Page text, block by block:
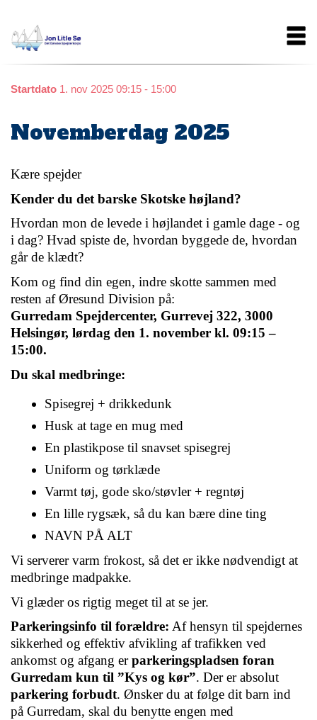
hovedindhold
navigation
Startdato 1. nov 2025 09:15 - 15:00
Novemberdag 2025
Kære spejder
Kender du det barske Skotske højland?
Hvordan mon de levede i højlandet i gamle dage - og
i dag? Hvad spiste de, hvordan byggede de, hvordan
går de klædt?
Kom og find din egen, indre skotte sammen med
resten af Øresund Division på:
Gurredam Spejdercenter, Gurrevej 322, 3000
Helsingør, lørdag den 1. november kl. 09:15 –
15:00.
Du skal medbringe:
Spisegrej + drikkedunk
Husk at tage en mug med
En plastikpose til snavset spisegrej
Uniform og tørklæde
Varmt tøj, gode sko/støvler + regntøj
En lille rygsæk, så du kan bære dine ting
NAVN PÅ ALT
Vi serverer varm frokost, så det er ikke nødvendigt at
medbringe madpakke.
Vi glæder os rigtig meget til at se jer.
Parkeringsinfo til forældre: Af hensyn til spejdernes
sikkerhed og effektiv afvikling af trafikken ved
ankomst og afgang er parkeringspladsen foran
Gurredam kun til ”Kys og kør”
parkering forbudt. Ønsker du at følge dit barn ind
på Gurredam, skal du benytte engen med